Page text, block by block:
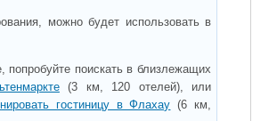
можно будет использовать в
поискать в близлежащих
(3 км, 120 отелей), или
гостиницу в Флахау (6 км,